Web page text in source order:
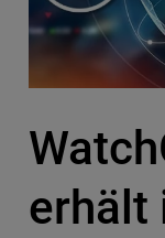
erhält